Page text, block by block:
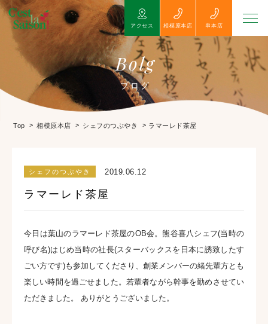
アクセス 相模原本店 串本店
Bolg
ブログ
Top > 相模原本店 > シェフのつぶやき > ラマーレド茶屋
シェフのつぶやき 2019.06.12
ラマーレド茶屋
今日は葉山のラマーレド茶屋のOB会。熊谷喜八シェフ(当時の
呼び名)はじめ当時の社長(スターバックスを日本に誘致したす
ごい方です)も参加してくださり、創業メンバーの緒先輩方とも
楽しい時間を過ごせました。若輩者ながら幹事を勤めさせてい
ただきました。 ありがとうございました。